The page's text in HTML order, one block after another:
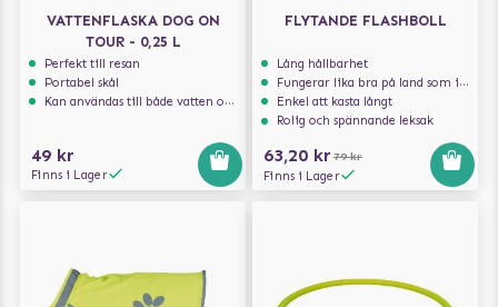
VATTENFLASKA DOG ON
TOUR - 0,25 L
Perfekt till resan
Portabel skål
Kan användas till både vatten och mat
49 kr
Finns i Lager
FLYTANDE FLASHBOLL
Lång hållbarhet
Fungerar lika bra på land som i vatten
Enkel att kasta långt
Rolig och spännande leksak
63,20 kr 79 kr
Finns i Lager